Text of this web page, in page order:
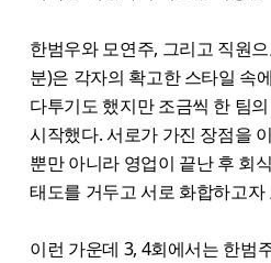
한범우와 모연주, 그리고 직원
분)은 각자의 확고한 스타일 속
다투기도 했지만 조금씩 한 팀
시작했다. 서로가 가진 장점을
뿐만 아니라 영업이 끝난 후 회
태도를 거두고 서로 화합하고자
이런 가운데 3, 4회에서는 한범